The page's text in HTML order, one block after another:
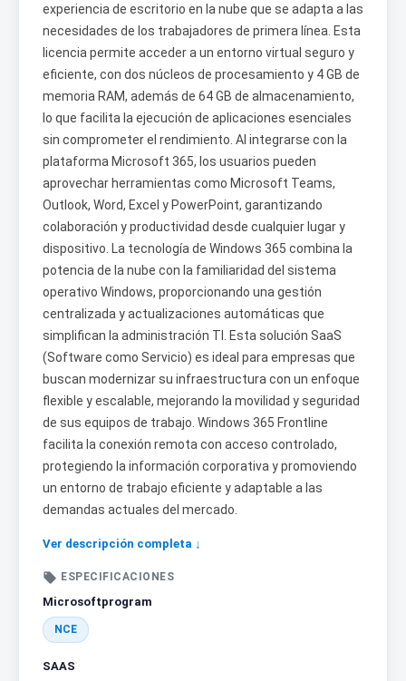
experiencia de escritorio en la nube que se adapta a las
necesidades de los trabajadores de primera línea. Esta
licencia permite acceder a un entorno virtual seguro y
eficiente, con dos núcleos de procesamiento y 4 GB de
memoria RAM, además de 64 GB de almacenamiento,
lo que facilita la ejecución de aplicaciones esenciales
sin comprometer el rendimiento. Al integrarse con la
plataforma Microsoft 365, los usuarios pueden
aprovechar herramientas como Microsoft Teams,
Outlook, Word, Excel y PowerPoint, garantizando
colaboración y productividad desde cualquier lugar y
dispositivo. La tecnología de Windows 365 combina la
potencia de la nube con la familiaridad del sistema
operativo Windows, proporcionando una gestión
centralizada y actualizaciones automáticas que
simplifican la administración TI. Esta solución SaaS
(Software como Servicio) es ideal para empresas que
buscan modernizar su infraestructura con un enfoque
flexible y escalable, mejorando la movilidad y seguridad
de sus equipos de trabajo. Windows 365 Frontline
facilita la conexión remota con acceso controlado,
protegiendo la información corporativa y promoviendo
un entorno de trabajo eficiente y adaptable a las
demandas actuales del mercado.
Ver descripción completa ↓
 ESPECIFICACIONES
Microsoftprogram
NCE
SAAS